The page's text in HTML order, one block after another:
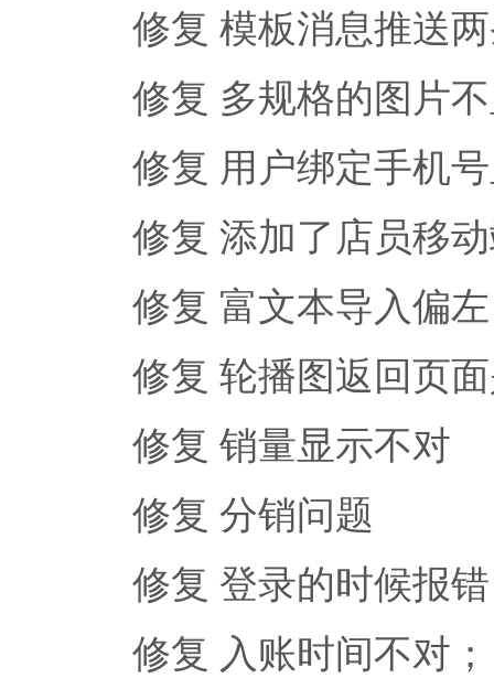
修复 模板消息推送
修复 多规格的图片
修复 用户绑定手机
修复 添加了店员移
修复 富文本导入偏左
修复 轮播图返回页
修复 销量显示不对
修复 分销问题
修复 登录的时候报错
修复 入账时间不对；